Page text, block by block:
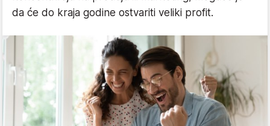
da će do kraja godine ostvariti veliki profit.